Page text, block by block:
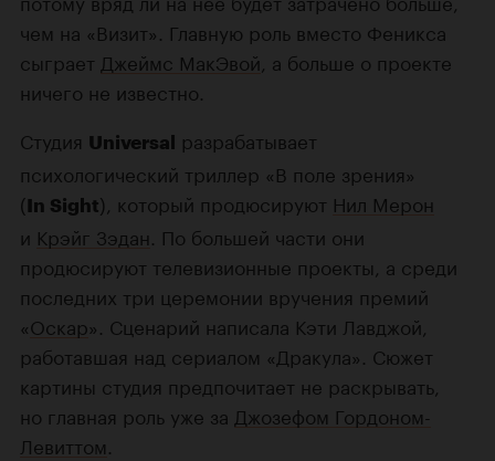
чем на «Визит». Главную роль вместо Феникса
сыграет Джеймс МакЭвой , а больше о проекте
ничего не известно.
Студия Universal
разрабатывает
психологический триллер «В поле зрения»
(In Sight), который продюсируют Нил Мерон
и Крэйг Зэдан . По большей части они
продюсируют телевизионные проекты, а среди
последних три церемонии вручения премий
«Оскар». Сценарий написала Кэти Лавджой,
работавшая над сериалом «Дракула». Сюжет
картины студия предпочитает не раскрывать,
но главная роль уже за Джозефом Гордоном-
Левиттом